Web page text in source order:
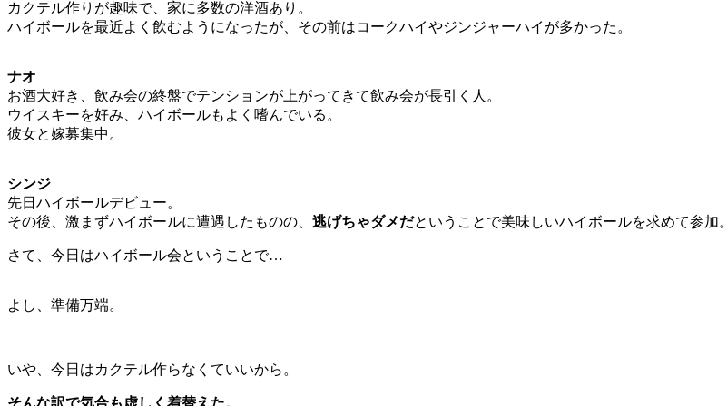
カクテル作りが趣味で、家に多数の洋酒あり。
ハイボールを最近よく飲むようになったが、その前はコークハイやジンジャーハイが多かった。
ナオ
お酒大好き、飲み会の終盤でテンションが上がってきて飲み会が長引く人。
ウイスキーを好み、ハイボールもよく嗜んでいる。
彼女と嫁募集中。
シンジ
先日ハイボールデビュー。
その後、激まずハイボールに遭遇したものの、 逃げちゃダメだということで美味しいハイボールを求めて参加。
さて、今日はハイボール会ということで…
よし、準備万端。
いや、今日はカクテル作らなくていいから。
そんな訳で気合も虚しく着替えた。